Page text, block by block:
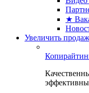
★
Увеличить